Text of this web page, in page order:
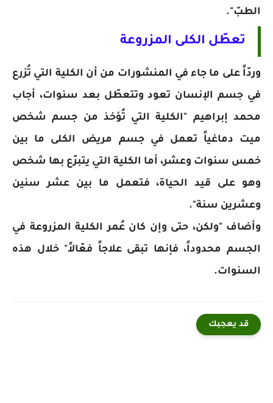
الطبّ".
تعطّل الكلى المزروعة
وردّاً على ما جاء في المنشورات من أن الكلية التي تُزرع
في جسم الإنسان تعود وتتعطّل بعد سنوات، أجاب
محمد إبراهيم "الكلية التي تُؤخذ من جسم شخص
ميت دماغياً تعمل في جسم مريض الكلى ما بين
خمس سنوات وعشر، أما الكلية التي يتبرّع بها شخص
وهو على قيد الحياة، فتعمل ما بين عشر سنين
وعشرين سنة".
وأضاف "ولكن، حتى وإن كان عُمر الكلية المزروعة في
الجسم محدوداً، فإنها تبقى علاجاً فعّالاً" خلال هذه
السنوات.
قد يعجبك